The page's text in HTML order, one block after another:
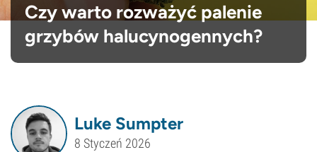
Czy warto rozważyć palenie
grzybów halucynogennych?
Luke Sumpter
8 Styczeń 2026